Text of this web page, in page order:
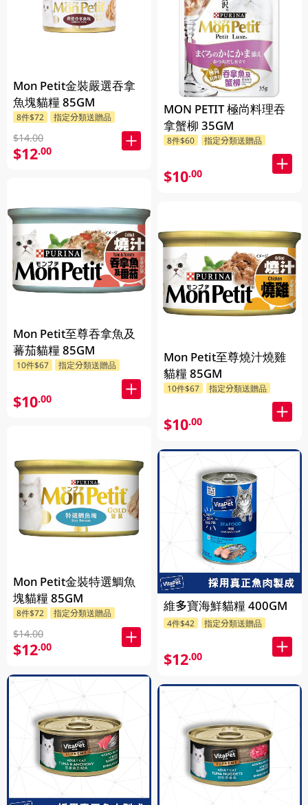
Mon Petit金裝嚴選吞拿
魚塊貓糧 85GM
8件$72 指定分類送贈品
$14.00
$12.00
Mon Petit至尊吞拿魚及
蕃茄貓糧 85GM
10件$67 指定分類送贈品
$10.00
Mon Petit金裝特選鯛魚
塊貓糧 85GM
8件$72 指定分類送贈品
$14.00
$12.00
MON PETIT 極尚料理吞
拿蟹柳 35GM
8件$60 指定分類送贈品
$10.00
Mon Petit至尊燒汁燒雞
貓糧 85GM
10件$67 指定分類送贈品
$10.00
維多寶海鮮貓糧 400GM
4件$42 指定分類送贈品
$12.00